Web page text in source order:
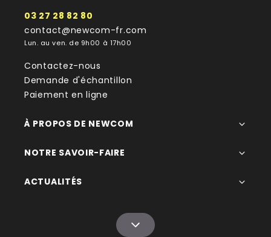
03 27 28 82 80
contact@newcom-fr.com
Lun. au ven. de 9h00 à 17h00
Contactez-nous
Demande d'échantillon
Paiement en ligne
À PROPOS DE NEWCOM
NOTRE SAVOIR-FAIRE
ACTUALITÉS